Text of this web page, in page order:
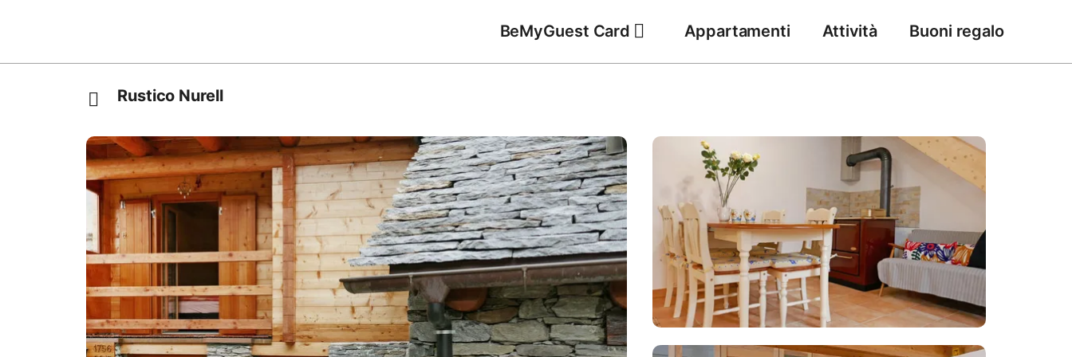
BeMyGuest Card Appartamenti Attività Buoni regalo
Rustico Nurell